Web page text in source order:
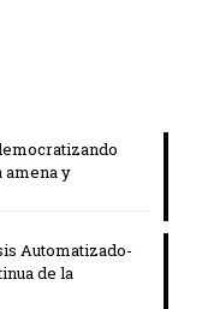
amena y
Automatizado-
de la